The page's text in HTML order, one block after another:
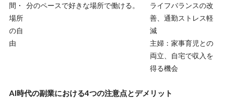
間・
場所
の自
由
分のペースで好きな場所で働ける。
ライフバランスの改
善、通勤ストレス軽
減
主婦：家事育児との
両立、自宅で収入を
得る機会
AI時代の副業における4つの注意点とデメリット